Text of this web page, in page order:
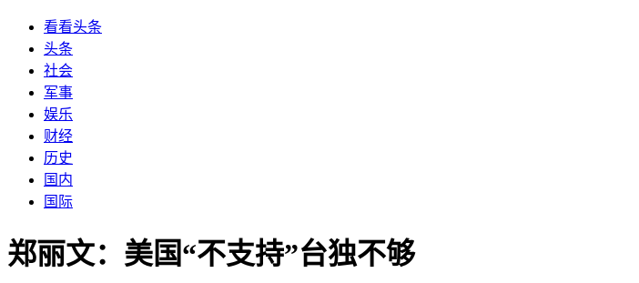
看看头条
头条
社会
军事
娱乐
财经
历史
国内
国际
郑丽文：美国“不支持”台独不够